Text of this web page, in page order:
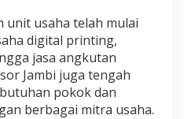
unit usaha telah mulai
digital printing,
jasa angkutan
Jambi juga tengah
pokok dan
berbagai mitra usaha.